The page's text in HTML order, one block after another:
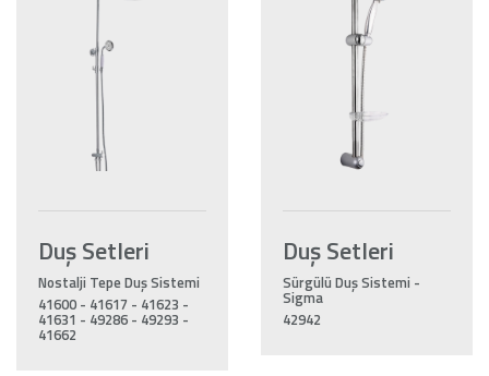
Duş Setleri
Nostalji Tepe Duş Sistemi
41600 - 41617 - 41623 -
41631 - 49286 - 49293 -
41662
Duş Setleri
Sürgülü Duş Sistemi -
Sigma
42942